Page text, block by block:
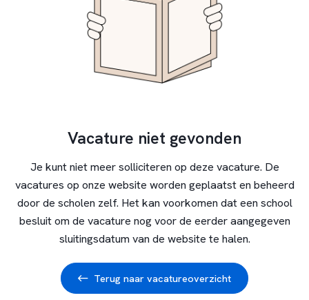
Vacature niet gevonden
Je kunt niet meer solliciteren op deze vacature. De
vacatures op onze website worden geplaatst en beheerd
door de scholen zelf. Het kan voorkomen dat een school
besluit om de vacature nog voor de eerder aangegeven
sluitingsdatum van de website te halen.
Terug naar vacatureoverzicht